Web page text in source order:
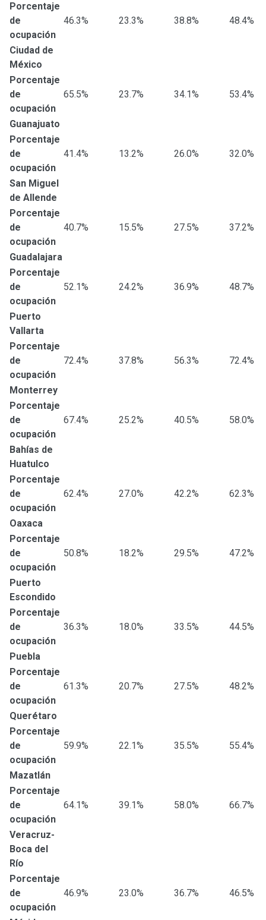
Porcentaje
de
ocupación
46.3% 23.3% 38.8% 48.4%
Ciudad de
México
Porcentaje
de
ocupación
65.5% 23.7% 34.1% 53.4%
Guanajuato
Porcentaje
de
ocupación
41.4% 13.2% 26.0% 32.0%
San Miguel
de Allende
Porcentaje
de
ocupación
40.7% 15.5% 27.5% 37.2%
Guadalajara
Porcentaje
de
ocupación
52.1% 24.2% 36.9% 48.7%
Puerto
Vallarta
Porcentaje
de
ocupación
72.4% 37.8% 56.3% 72.4%
Monterrey
Porcentaje
de
ocupación
67.4% 25.2% 40.5% 58.0%
Bahías de
Huatulco
Porcentaje
de
ocupación
62.4% 27.0% 42.2% 62.3%
Oaxaca
Porcentaje
de
ocupación
50.8% 18.2% 29.5% 47.2%
Puerto
Escondido
Porcentaje
de
ocupación
36.3% 18.0% 33.5% 44.5%
Puebla
Porcentaje
de
ocupación
61.3% 20.7% 27.5% 48.2%
Querétaro
Porcentaje
de
ocupación
59.9% 22.1% 35.5% 55.4%
Mazatlán
Porcentaje
de
ocupación
64.1% 39.1% 58.0% 66.7%
Veracruz-
Boca del
Río
Porcentaje
de
ocupación
46.9% 23.0% 36.7% 46.5%